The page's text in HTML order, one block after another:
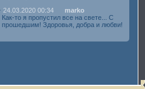
24.03.2020 00:34
marko
Как-то я пропустил все на свете... С
прошедшим! Здоровья, добра и любви!